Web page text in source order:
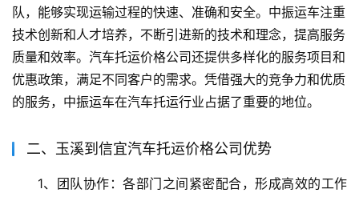
队，能够实现运输过程的快速、准确和安全。中振运车注重
技术创新和人才培养，不断引进新的技术和理念，提高服务
质量和效率。汽车托运价格公司还提供多样化的服务项目和
优惠政策，满足不同客户的需求。凭借强大的竞争力和优质
的服务，中振运车在汽车托运行业占据了重要的地位。
二、玉溪到信宜汽车托运价格公司优势
1、团队协作：各部门之间紧密配合，形成高效的工作